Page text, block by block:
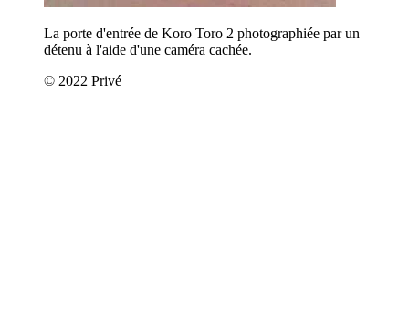
La porte d'entrée de Koro Toro 2 photographiée par un
détenu à l'aide d'une caméra cachée.
© 2022 Privé